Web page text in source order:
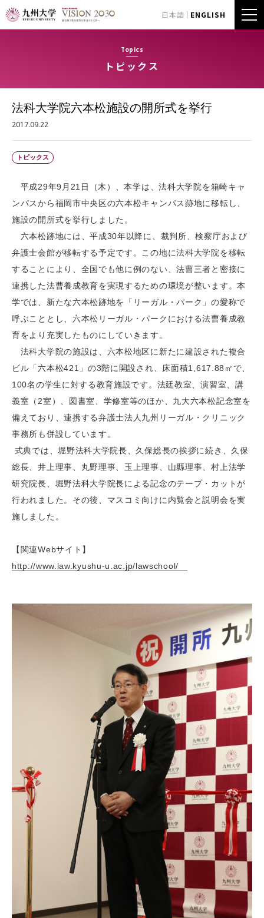
日本語 ENGLISH
Topics
トピックス
法科大学院六本松施設の開所式を挙行
2017.09.22
トピックス
平成29年9月21日（木）、本学は、法科大学院を箱崎キャ
ンパスから福岡市中央区の六本松キャンパス跡地に移転し、
施設の開所式を挙行しました。
六本松跡地には、平成30年以降に、裁判所、検察庁および
弁護士会館が移転する予定です。この地に法科大学院を移転
することにより、全国でも他に例のない、法曹三者と密接に
連携した法曹養成教育を実現するための環境が整います。本
学では、新たな六本松跡地を「リーガル・パーク」の愛称で
呼ぶこととし、六本松リーガル・パークにおける法曹養成教
育をより充実したものにしていきます。
法科大学院の施設は、六本松地区に新たに建設された複合
ビル「六本松421」の3階に開設され、床面積1,617.88㎡で、
100名の学生に対する教育施設です。法廷教室、演習室、講
義室（2室）、図書室、学修室等のほか、九大六本松記念室を
備えており、連携する弁護士法人九州リーガル・クリニック
事務所も併設しています。
式典では、堀野法科大学院長、久保総長の挨拶に続き、久保
総長、井上理事、丸野理事、玉上理事、山縣理事、村上法学
研究院長、堀野法科大学院長による記念のテープ・カットが
行われました。その後、マスコミ向けに内覧会と説明会を実
施しました。
【関連Webサイト】
http://www.law.kyushu-u.ac.jp/lawschool/